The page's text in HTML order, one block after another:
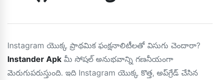
Instagram యొక్క ప్రాథమిక ఫంక్షనాలిటీలతో విసుగు చెందారా?
Instander Apk మీ సోషల్ అనుభవాన్ని గణనీయంగా
మెరుగుపరుస్తుంది. ఇది Instagram యొక్క కొత్త, అప్‌గ్రేడ్ చేసిన